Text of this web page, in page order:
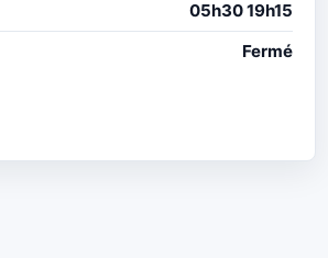
05h30 19h15
Fermé